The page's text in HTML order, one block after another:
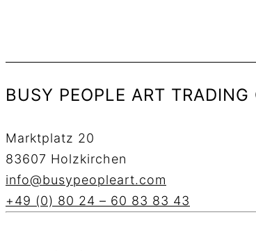
BUSY PEOPLE ART TRADING
Marktplatz 20
83607 Holzkirchen
info@busypeopleart.com
+49 (0) 80 24 – 60 83 83 43